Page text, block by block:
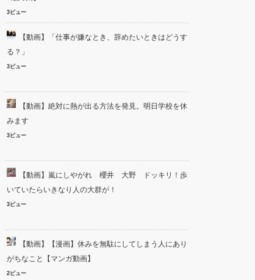
3ビュー
【動画】「仕事が嫌なとき、辞めたいときはどうす
る？」
3ビュー
【動画】絶対に熱が出る方法を発見。明日学校を休
みます
3ビュー
【動画】嵐にしやがれ 櫻井 大野 ドッキリ！歩
いていたらいきなり人の大群が！
3ビュー
【動画】【漫画】休みを無駄にしてしまう人にあり
がちなこと【マンガ動画】
2ビュー